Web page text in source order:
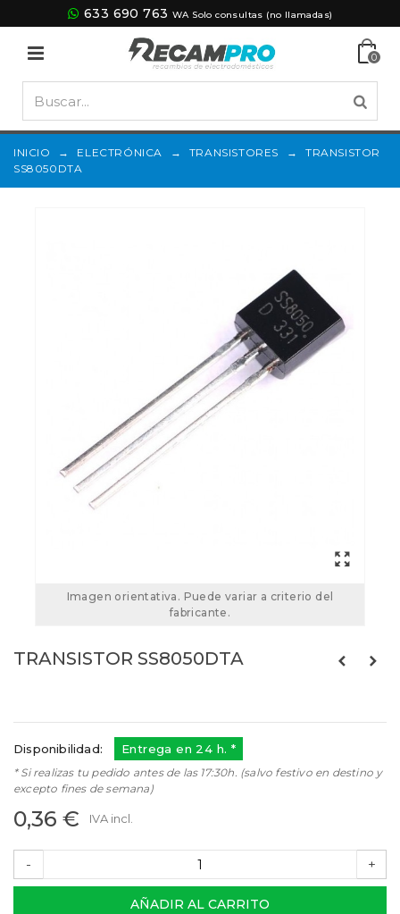
633 690 763 WA Solo consultas (no llamadas)
0
INICIO → ELECTRÓNICA → TRANSISTORES →
TRANSISTOR
SS8050DTA
Imagen orientativa. Puede variar a criterio del
fabricante.
TRANSISTOR SS8050DTA
Disponibilidad: Entrega en 24 h. *
* Si realizas tu pedido antes de las 17:30h. (salvo festivo en destino y
excepto fines de semana)
0,36 € IVA incl.
- +
AÑADIR AL CARRITO